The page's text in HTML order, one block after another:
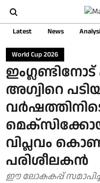
Latest News
World Cup 2026
ഇംഗ്ലണ്ടിനോട്
അഗ്വിറെ
വിപ്ലവം
പരിശീലകൻ
ഈ ലോകകപ്പ്